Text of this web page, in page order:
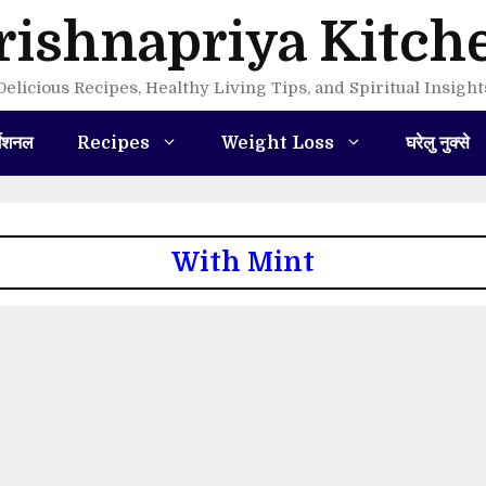
Recipes, Healthy Living Tips, and Spiritual
Recipes Weight Loss घरेलु नुक्से
With Mint